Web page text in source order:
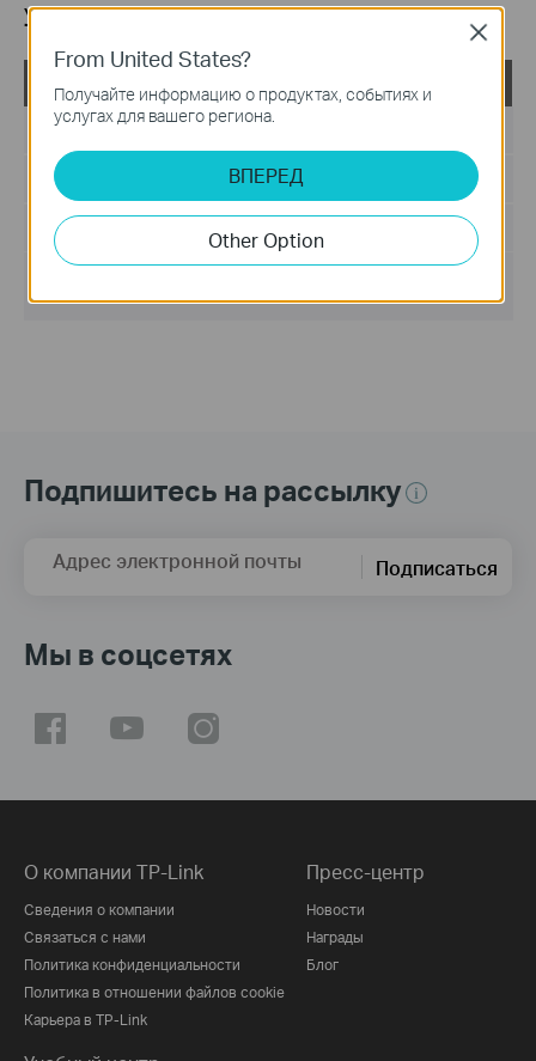
Утилита
USB_Printer_Controller_Utility_Windows
Дата публикации: 2016-12-20
Язык:
Размер файла:
Win2000/XP/2003/Vista/7/8/8.1/10
Подпишитесь на рассылку
Адрес электронной почты Подписаться
Мы в соцсетях
О компании TP-Link
Сведения о компании
Связаться с нами
Политика конфиденциальности
Политика в отношении файлов cookie
Карьера в TP-Link
Пресс-центр
Новости
Награды
Блог
From United States?
Получайте информацию о продуктах, событиях и
услугах для вашего региона.
ВПЕРЕД
Other Option
Close